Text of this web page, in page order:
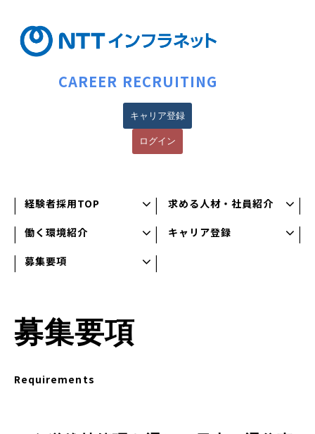
CAREER RECRUITING
キャリア登録
ログイン
経験者採用TOP 求める人材・社員紹介
働く環境紹介 キャリア登録
募集要項
募集要項
Requirements